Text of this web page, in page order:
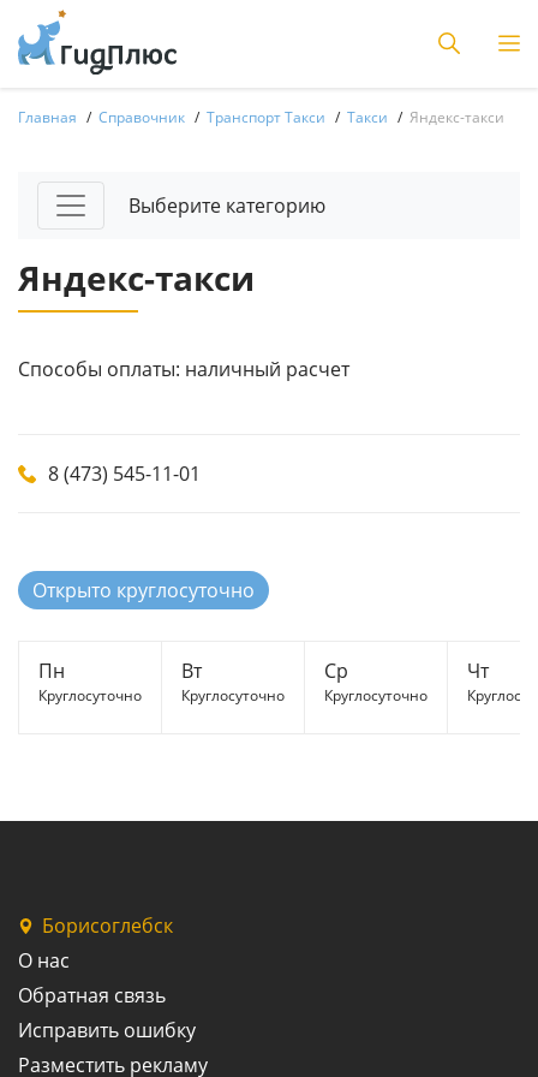
Главная Справочник Транспорт Такси Такси Яндекс-такси
Выберите категорию
Яндекс-такси
Способы оплаты: наличный расчет
8 (473) 545-11-01
Открыто круглосуточно
Пн
Круглосуточно
Вт
Круглосуточно
Ср
Круглосуточно
Чт
Борисоглебск
О нас
Обратная связь
Исправить ошибку
Разместить рекламу